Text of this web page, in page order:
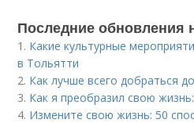
Последние обновления
1. Какие культурные
в Тольятти
2. Как лучше всего добраться
3. Как я преобразил свою
4. Измените свою жизнь: 50